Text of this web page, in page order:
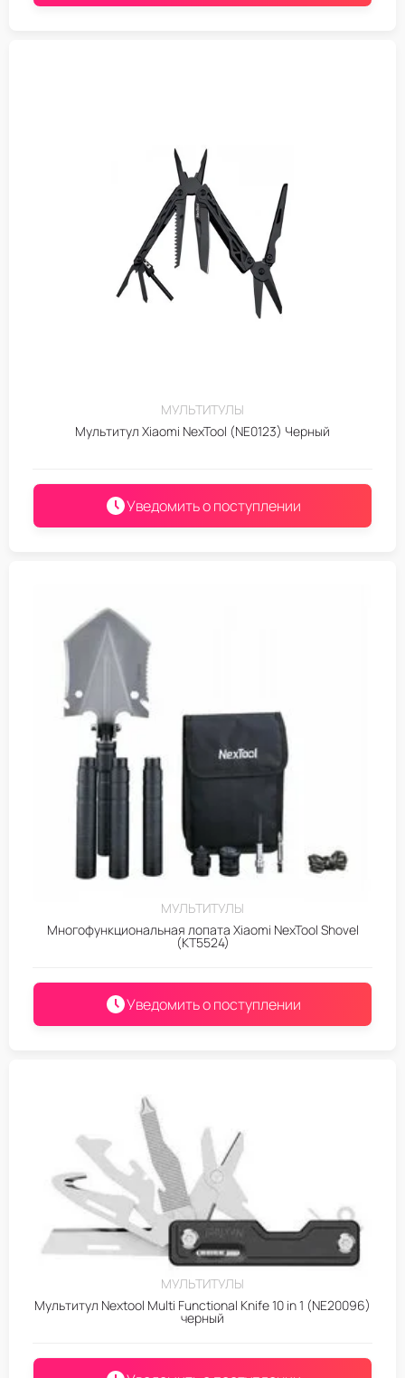
МУЛЬТИТУЛЫ
Мультитул Xiaomi NexTool (NE0123) Черный
Уведомить о поступлении
МУЛЬТИТУЛЫ
Многофункциональная лопата Xiaomi NexTool Shovel
(KT5524)
Уведомить о поступлении
МУЛЬТИТУЛЫ
Мультитул Nextool Multi Functional Knife 10 in 1 (NE20096)
черный